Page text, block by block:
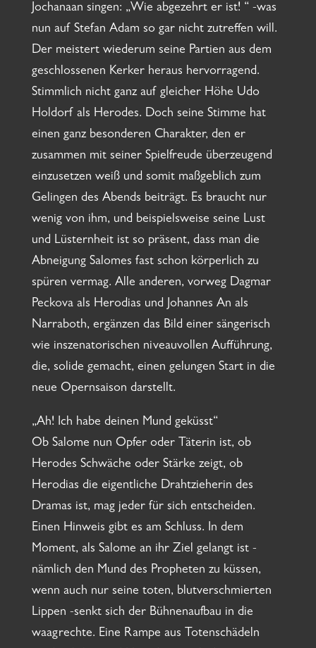
Jochanaan singen: „Wie abgezehrt er ist! “ -was
nun auf Stefan Adam so gar nicht zutreffen will.
Der meistert wiederum seine Partien aus dem
geschlossenen Kerker heraus hervorragend.
Stimmlich nicht ganz auf gleicher Höhe Udo
Holdorf als Herodes. Doch seine Stimme hat
einen ganz besonderen Charakter, den er
zusammen mit seiner Spielfreude überzeugend
einzusetzen weiß und somit maßgeblich zum
Gelingen des Abends beiträgt. Es braucht nur
wenig von ihm, und beispielsweise seine Lust
und Lüsternheit ist so präsent, dass man die
Abneigung Salomes fast schon körperlich zu
spüren vermag. Alle anderen, vorweg Dagmar
Peckova als Herodias und Johannes An als
Narraboth, ergänzen das Bild einer sängerisch
wie inszenatorischen niveauvollen Aufführung,
die, solide gemacht, einen gelungen Start in die
neue Opernsaison darstellt.
„Ah! Ich habe deinen Mund geküsst“
Ob Salome nun Opfer oder Täterin ist, ob
Herodes Schwäche oder Stärke zeigt, ob
Herodias die eigentliche Drahtzieherin des
Dramas ist, mag jeder für sich entscheiden.
Einen Hinweis gibt es am Schluss. In dem
Moment, als Salome an ihr Ziel gelangt ist -
nämlich den Mund des Propheten zu küssen,
wenn auch nur seine toten, blutverschmierten
Lippen -senkt sich der Bühnenaufbau in die
waagrechte. Eine Rampe aus Totenschädeln